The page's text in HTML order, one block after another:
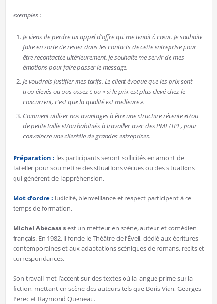
exemples :
Je viens de perdre un appel d’offre qui me tenait à cœur. Je souhaite
faire en sorte de rester dans les contacts de cette entreprise pour
être recontactée ultérieurement. Je souhaite me servir de mes
émotions pour faire passer le message.
Je voudrais justifier mes tarifs. Le client évoque que les prix sont
trop élevés ou pas assez !, ou « si le prix est plus élevé chez le
concurrent, c’est que la qualité est meilleure ».
Comment utiliser nos avantages à être une structure récente et/ou
de petite taille et/ou habitués à travailler avec des PME/TPE, pour
convaincre une clientèle de grandes entreprises.
Préparation : les participants seront sollicités en amont de
l’atelier pour soumettre des situations vécues ou des situations
qui génèrent de l’appréhension.
Mot d’ordre : ludicité, bienveillance et respect participent à ce
temps de formation.
Michel Abécassisest un metteur en scène, auteur et comédien
français. En 1982, il fonde le Théâtre de l’Éveil, dédié aux écritures
contemporaines et aux adaptations scéniques de romans, récits et
correspondances.
Son travail met l’accent sur des textes où la langue prime sur la
fiction, mettant en scène des auteurs tels que Boris Vian, Georges
Perec et Raymond Queneau.